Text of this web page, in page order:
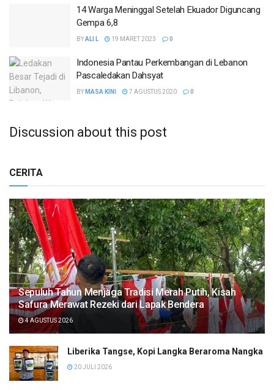
14 Warga Meninggal Setelah Ekuador Diguncang
Gempa 6,8
BYALI L 19 MARET 2023 0
Indonesia Pantau Perkembangan di Lebanon
Pascaledakan Dahsyat
BY MASA KINI 7 AGUSTUS 2020 0
Discussion about this post
CERITA
Sepuluh Tahun Menjaga Tradisi Merah Putih, Kisah
Safura Merawat Rezeki dari Lapak Bendera
4 AGUSTUS 2026
Liberika Tangse, Kopi Langka Beraroma Nangka
20 JULI 2026